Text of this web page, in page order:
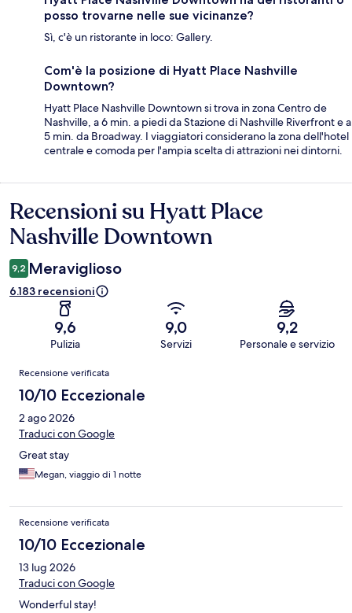
posso trovarne nelle sue vicinanze?
Sì, c'è un ristorante in loco: Gallery.
Com'è la posizione di Hyatt Place Nashville
Downtown?
Hyatt Place Nashville Downtown si trova in zona Centro de
Nashville, a 6 min. a piedi da Stazione di Nashville Riverfront e a
5 min. da Broadway. I viaggiatori considerano la zona dell'hotel
centrale e comoda per l'ampia scelta di attrazioni nei dintorni.
Recensioni
Recensioni su Hyatt Place
Nashville Downtown
9,2 Meraviglioso
6.183 recensioni
9,6
Pulizia
9,0
Servizi
9,2
Personale e servizio
Recensioni
Recensione verificata
10/10 Eccezionale
2 ago 2026
Traduci con Google
Great stay
Megan, viaggio di 1 notte
Recensione verificata
10/10 Eccezionale
13 lug 2026
Traduci con Google
Wonderful stay!